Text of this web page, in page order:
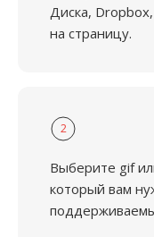
Диска,
на страницу.
2
Выберите gif
который вам